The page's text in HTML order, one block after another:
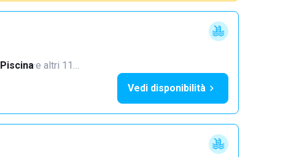
Piscina·e altri 11…
Vedi disponibilità